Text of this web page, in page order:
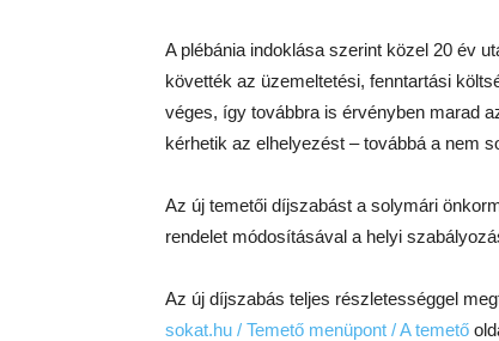
A plébánia indoklása szerint közel 20 év
követték az üzemeltetési, fenntartási
véges, így továbbra is érvényben marad
kérhetik az elhelyezést – továbbá a nem
Az új temetői díjszabást a solymári
rendelet módosításával a helyi
Az új díjszabás teljes részletességgel
sokat.hu / Temető menüpont / A temető